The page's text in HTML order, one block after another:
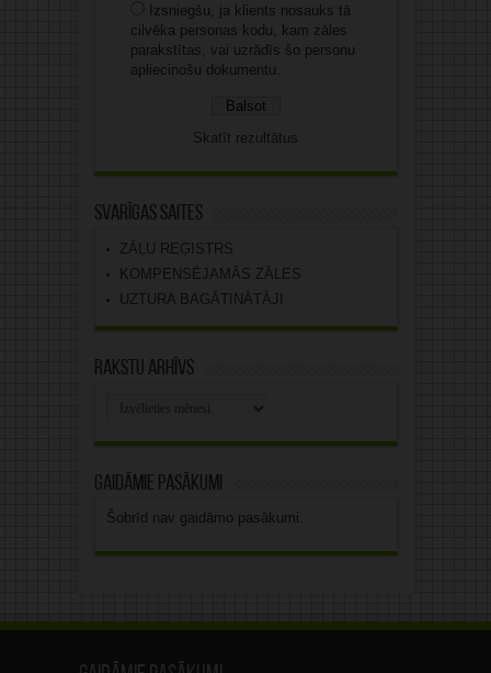
Izsniegšu, ja klients nosauks tā
cilvēka personas kodu, kam zāles
parakstītas, vai uzrādīs šo personu
apliecinošu dokumentu.
Skatīt rezultātus
Svarīgas saites
ZĀĻU REĢISTRS
KOMPENSĒJAMĀS ZĀLES
UZTURA BAGĀTINĀTĀJI
Rakstu arhīvs
Gaidāmie pasākumi
Šobrīd nav gaidāmo pasākumi.